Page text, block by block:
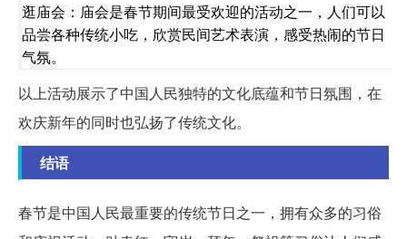
逛庙会：庙会是春节期间最受欢迎的活动之一，人们可以
品尝各种传统小吃，欣赏民间艺术表演，感受热闹的节日
气氛。
以上活动展示了中国人民独特的文化底蕴和节日氛围，在
欢庆新年的同时也弘扬了传统文化。
结语
春节是中国人民最重要的传统节日之一，拥有众多的习俗